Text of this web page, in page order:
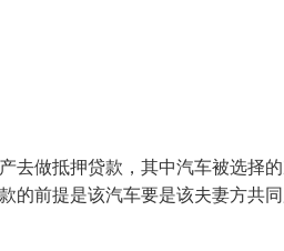
去做抵押贷款，其中汽车被选择
的前提是该汽车要是该夫妻方共